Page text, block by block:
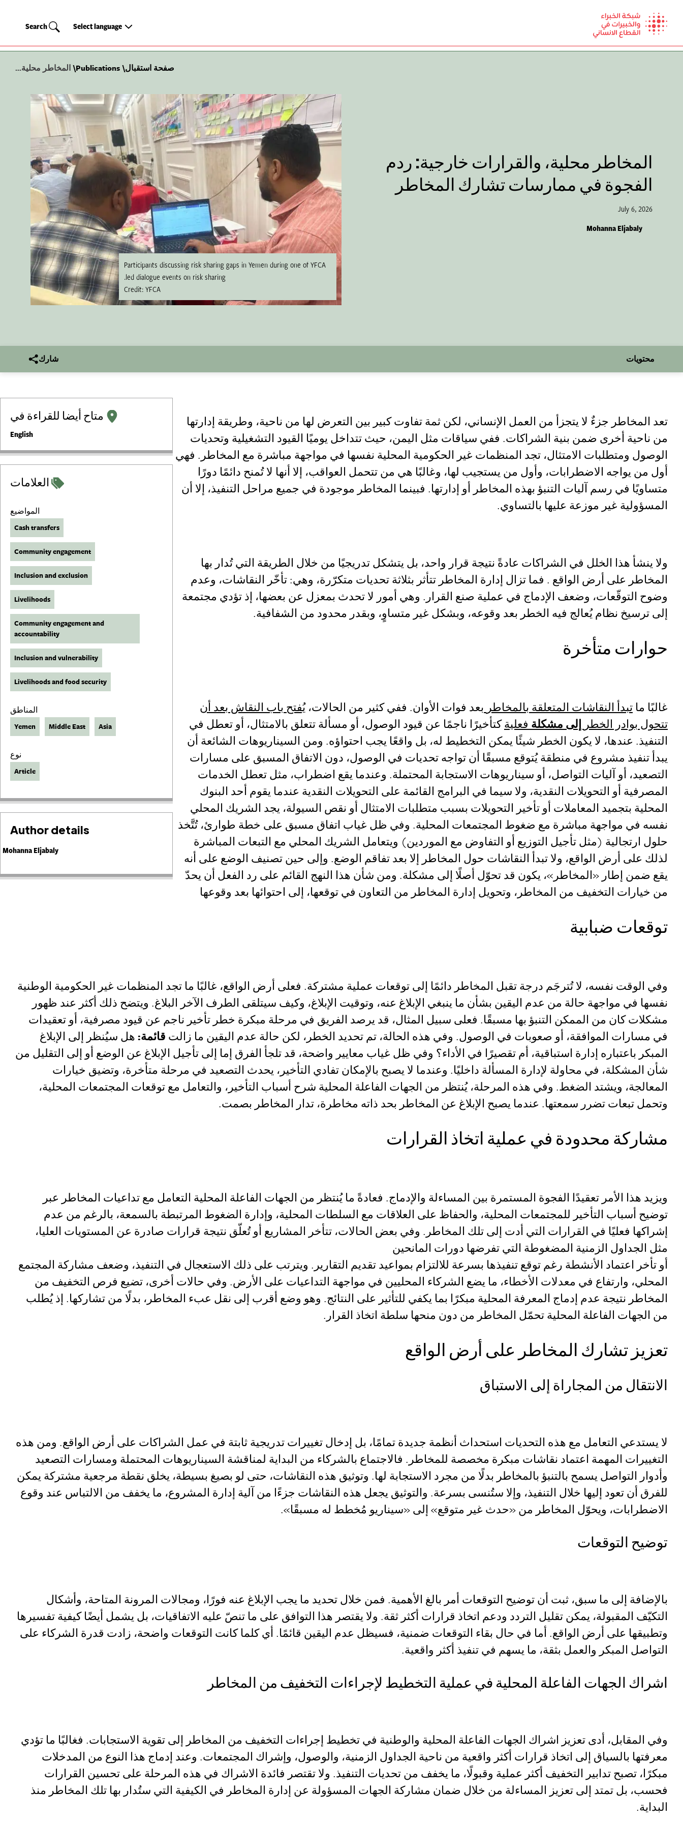
content
Select
Select language
Search
Search
صفحة استقبال Publications المخاطر محلية...
المخاطر محلية، والقرارات خارجية: ردم
الفجوة في ممارسات تشارك المخاطر
July 6, 2026
Mohanna Eljabaly
Participants discussing risk sharing gaps in Yemen during one of YFCA
led dialogue events on risk sharing.
Credit: YFCA
محتويات شارك
متاح أيضا للقراءة في
English
العلامات
المواضيع
Cash transfers
Community engagement
Inclusion and exclusion
Livelihoods
Community engagement and
accountability
Inclusion and vulnerability
Livelihoods and food security
المناطق
Asia
Middle East
Yemen
نوع
Article
Author details
Mohanna Eljabaly
تعد المخاطر جزءٌ لا يتجزأ من العمل الإنساني، لكن ثمة تفاوت كبير بين التعرض لها من ناحية، وطريقة إدارتها
من ناحية أخرى ضمن بنية الشراكات. ففي سياقات مثل اليمن، حيث تتداخل يوميًا القيود التشغيلية وتحديات
الوصول ومتطلبات الامتثال، تجد المنظمات غير الحكومية المحلية نفسها في مواجهة مباشرة مع المخاطر. فهي
أول من يواجه الاضطرابات، وأول من يستجيب لها، وغالبًا هي من تتحمل العواقب، إلا أنها لا تُمنح دائمًا دورًا
متساويًا في رسم آليات التنبؤ بهذه المخاطر أو إدارتها. فبينما المخاطر موجودة في جميع مراحل التنفيذ، إلا أن
المسؤولية غير موزعة عليها بالتساوي.
ولا ينشأ هذا الخلل في الشراكات عادةً نتيجة قرار واحد، بل يتشكل تدريجيًا من خلال الطريقة التي تُدار بها
المخاطر على أرض الواقع . فما تزال إدارة المخاطر تتأثر بثلاثة تحديات متكرّرة، وهي: تأخّر النقاشات، وعدم
وضوح التوقّعات، وضعف الإدماج في عملية صنع القرار. وهي أمور لا تحدث بمعزل عن بعضها، إذ تؤدي مجتمعة
إلى ترسيخ نظام يُعالج فيه الخطر بعد وقوعه، وبشكل غير متساوٍ، وبقدر محدود من الشفافية.
حوارات متأخرة
غالبًا ما تبدأ النقاشات المتعلقة بالمخاطر بعد فوات الأوان. ففي كثير من الحالات،يُفتح باب النقاش بعد أن
تتحول بوادر الخطر إلى مشكلة فعليةكتأخيرًا ناجمًا عن قيود الوصول، أو مسألة تتعلق بالامتثال، أو تعطل في
التنفيذ. عندها، لا يكون الخطر شيئًا يمكن التخطيط له، بل واقعًا يجب احتواؤه. ومن السيناريوهات الشائعة أن
يبدأ تنفيذ مشروع في منطقة يُتوقع مسبقًا أن تواجه تحديات في الوصول، دون الاتفاق المسبق على مسارات
التصعيد، أو آليات التواصل، أو سيناريوهات الاستجابة المحتملة. وعندما يقع اضطراب، مثل تعطل الخدمات
المصرفية أو التحويلات النقدية، ولا سيما في البرامج القائمة على التحويلات النقدية عندما يقوم أحد البنوك
المحلية بتجميد المعاملات أو تأخير التحويلات بسبب متطلبات الامتثال أو نقص السيولة، يجد الشريك المحلي
نفسه في مواجهة مباشرة مع ضغوط المجتمعات المحلية. وفي ظل غياب اتفاق مسبق على خطة طوارئ، تُتَّخذ
حلول ارتجالية (مثل تأجيل التوزيع أو التفاوض مع الموردين) ويتعامل الشريك المحلي مع التبعات المباشرة
لذلك على أرض الواقع، ولا تبدأ النقاشات حول المخاطر إلا بعد تفاقم الوضع. وإلى حين تصنيف الوضع على أنه
يقع ضمن إطار «المخاطر»، يكون قد تحوّل أصلًا إلى مشكلة. ومن شأن هذا النهج القائم على رد الفعل أن يحدّ
من خيارات التخفيف من المخاطر، وتحويل إدارة المخاطر من التعاون في توقعها، إلى احتوائها بعد وقوعها
توقعات ضبابية
وفي الوقت نفسه، لا تُترجَم درجة تقبل المخاطر دائمًا إلى توقعات عملية مشتركة. فعلى أرض الواقع، غالبًا ما تجد المنظمات غير الحكومية الوطنية
نفسها في مواجهة حالة من عدم اليقين بشأن ما ينبغي الإبلاغ عنه، وتوقيت الإبلاغ، وكيف سيتلقى الطرف الآخر البلاغ. ويتضح ذلك أكثر عند ظهور
مشكلات كان من الممكن التنبؤ بها مسبقًا. فعلى سبيل المثال، قد يرصد الفريق في مرحلة مبكرة خطر تأخير ناجم عن قيود مصرفية، أو تعقيدات
في مسارات الموافقة، أو صعوبات في الوصول. وفي هذه الحالة، تم تحديد الخطر، لكن حالة عدم اليقين ما زالت قائمة: هل سيُنظر إلى الإبلاغ
المبكر باعتباره إدارة استباقية، أم تقصيرًا في الأداء؟ وفي ظل غياب معايير واضحة، قد تلجأ الفرق إما إلى تأجيل الإبلاغ عن الوضع أو إلى التقليل من
شأن المشكلة، في محاولة لإدارة المسألة داخليًا. وعندما لا يصبح بالإمكان تفادي التأخير، يحدث التصعيد في مرحلة متأخرة، وتضيق خيارات
المعالجة، ويشتد الضغط. وفي هذه المرحلة، يُنتظر من الجهات الفاعلة المحلية شرح أسباب التأخير، والتعامل مع توقعات المجتمعات المحلية،
وتحمل تبعات تضرر سمعتها. عندما يصبح الإبلاغ عن المخاطر بحد ذاته مخاطرة، تدار المخاطر بصمت.
مشاركة محدودة في عملية اتخاذ القرارات
ويزيد هذا الأمر تعقيدًا الفجوة المستمرة بين المساءلة والإدماج. فعادةً ما يُنتظر من الجهات الفاعلة المحلية التعامل مع تداعيات المخاطر عبر
توضيح أسباب التأخير للمجتمعات المحلية، والحفاظ على العلاقات مع السلطات المحلية، وإدارة الضغوط المرتبطة بالسمعة، بالرغم من عدم
إشراكها فعليًا في القرارات التي أدت إلى تلك المخاطر. وفي بعض الحالات، تتأخر المشاريع أو تُعلّق نتيجة قرارات صادرة عن المستويات العليا،
مثل الجداول الزمنية المضغوطة التي تفرضها دورات المانحين
أو تأخر اعتماد الأنشطة رغم توقع تنفيذها بسرعة للالتزام بمواعيد تقديم التقارير. ويترتب على ذلك الاستعجال في التنفيذ، وضعف مشاركة المجتمع
المحلي، وارتفاع في معدلات الأخطاء، ما يضع الشركاء المحليين في مواجهة التداعيات على الأرض. وفي حالات أخرى، تضيع فرص التخفيف من
المخاطر نتيجة عدم إدماج المعرفة المحلية مبكرًا بما يكفي للتأثير على النتائج. وهو وضع أقرب إلى نقل عبء المخاطر، بدلًا من تشاركها. إذ يُطلب
من الجهات الفاعلة المحلية تحمّل المخاطر من دون منحها سلطة اتخاذ القرار.
تعزيز تشارك المخاطر على أرض الواقع
الانتقال من المجاراة إلى الاستباق
لا يستدعي التعامل مع هذه التحديات استحداث أنظمة جديدة تمامًا، بل إدخال تغييرات تدريجية ثابتة في عمل الشراكات على أرض الواقع. ومن هذه
التغييرات المهمة اعتماد نقاشات مبكرة مخصصة للمخاطر. فالاجتماع بالشركاء من البداية لمناقشة السيناريوهات المحتملة ومسارات التصعيد
وأدوار التواصل يسمح بالتنبؤ بالمخاطر بدلًا من مجرد الاستجابة لها. وتوثيق هذه النقاشات، حتى لو بصيغ بسيطة، يخلق نقطة مرجعية مشتركة يمكن
للفرق أن تعود إليها خلال التنفيذ، وإلا ستُنسى بسرعة. والتوثيق يجعل هذه النقاشات جزءًا من آلية إدارة المشروع، ما يخفف من الالتباس عند وقوع
الاضطرابات، ويحوّل المخاطر من «حدث غير متوقع» إلى «سيناريو مُخطط له مسبقًا».
توضيح التوقعات
بالإضافة إلى ما سبق، ثبت أن توضيح التوقعات أمر بالغ الأهمية. فمن خلال تحديد ما يجب الإبلاغ عنه فورًا، ومجالات المرونة المتاحة، وأشكال
التكيّف المقبولة، يمكن تقليل التردد ودعم اتخاذ قرارات أكثر ثقة. ولا يقتصر هذا التوافق على ما تنصّ عليه الاتفاقيات، بل يشمل أيضًا كيفية تفسيرها
وتطبيقها على أرض الواقع. أما في حال بقاء التوقعات ضمنية، فسيظل عدم اليقين قائمًا. أي كلما كانت التوقعات واضحة، زادت قدرة الشركاء على
التواصل المبكر والعمل بثقة، ما يسهم في تنفيذ أكثر واقعية.
اشراك الجهات الفاعلة المحلية في عملية التخطيط لإجراءات التخفيف من المخاطر
وفي المقابل، أدى تعزيز اشراك الجهات الفاعلة المحلية والوطنية في تخطيط إجراءات التخفيف من المخاطر إلى تقوية الاستجابات. فغالبًا ما تؤدي
معرفتها بالسياق إلى اتخاذ قرارات أكثر واقعية من ناحية الجداول الزمنية، والوصول، وإشراك المجتمعات. وعند إدماج هذا النوع من المدخلات
مبكرًا، تصبح تدابير التخفيف أكثر عملية وقبولًا، ما يخفف من تحديات التنفيذ. ولا تقتصر فائدة الاشراك في هذه المرحلة على تحسين القرارات
فحسب، بل تمتد إلى تعزيز المساءلة من خلال ضمان مشاركة الجهات المسؤولة عن إدارة المخاطر في الكيفية التي ستُدار بها تلك المخاطر منذ
البداية.